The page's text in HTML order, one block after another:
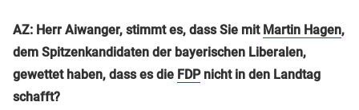
AZ: Herr Aiwanger, stimmt es, dass Sie mit Martin Hagen,
dem Spitzenkandidaten der bayerischen Liberalen,
gewettet haben, dass es die FDPnicht in den Landtag
schafft?